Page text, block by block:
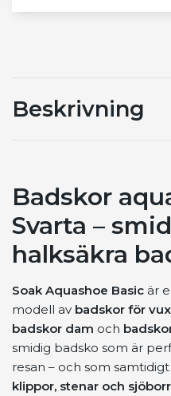
Beskrivning
Badskor
Svarta –
halksäkra
Soak Aquashoe Basic är
modell av badskor för
badskor dam och
smidig badsko som är
resan – och som
klippor, stenar och